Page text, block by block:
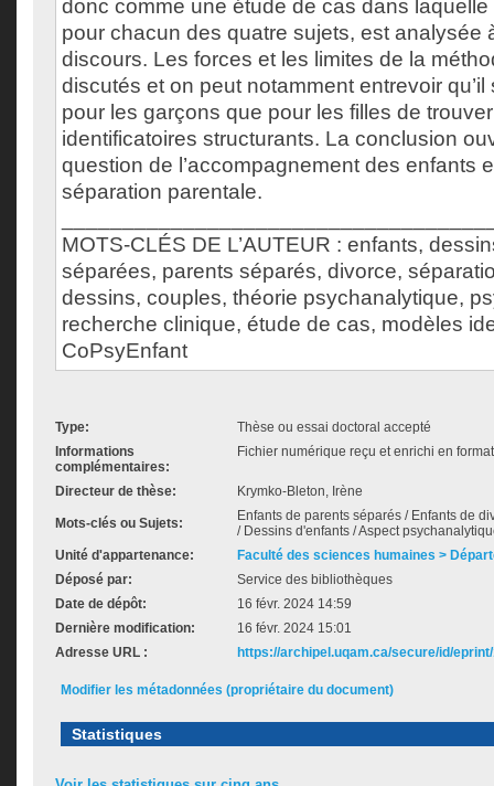
donc comme une étude de cas dans
pour chacun des quatre sujets, est analysée
discours. Les forces et les limites de la
discutés et on peut notamment entrevoir
pour les garçons que pour les filles de
identificatoires structurants. La conclusion
question de l’accompagnement des enfants
séparation parentale.
MOTS-CLÉS DE L’AUTEUR : enfants,
séparées, parents séparés, divorce,
dessins, couples, théorie psychanalytique,
recherche clinique, étude de cas, modèles
CoPsyEnfant
Type:
Thèse ou essai doctoral accepté
Informations
complémentaires:
Fichier numérique reçu et enrichi en
Directeur de thèse: Krymko-Bleton, Irène
Mots-clés ou Sujets:
Enfants de parents séparés / Enfants de
/ Dessins d'enfants / Aspect
Unité d'appartenance:
Faculté des sciences humaines >
Déposé par:
Service des bibliothèques
Date de dépôt:
16 févr. 2024 14:59
Dernière modification:
16 févr. 2024 15:01
Adresse URL :
https://archipel.uqam.ca/secure/id/
Modifier les métadonnées (propriétaire du document)
Statistiques